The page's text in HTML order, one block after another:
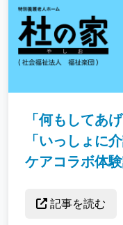
「何もしてあ
「いっしょに
ケアコラボ体
記事を読む